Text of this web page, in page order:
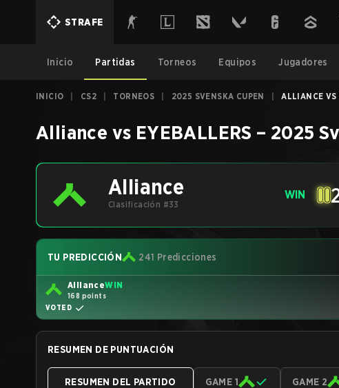
STRAFE
Inicio Partidas Torneos Equipos Jugadores
INICIO CS2 TORNEOS 2025 SVENSKA CUPEN ALLIANCE
Alliance vs EYEBALLERS – 2025
Alliance
Clasificación #33
WIN
TU PREDICCIÓN 241 Predicciones
AllianceWIN
168 points
VOTED
RESUMEN DE PUNTUACIÓN
RESUMEN DEL PARTIDO GAME 1 GAME 2